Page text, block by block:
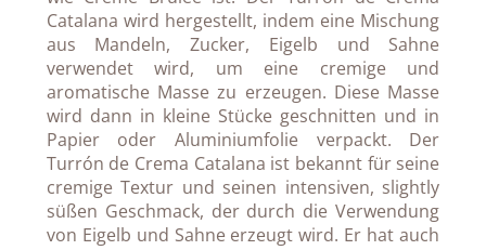
Catalana wird hergestellt, indem eine Mischung
aus Mandeln, Zucker, Eigelb und Sahne
verwendet wird, um eine cremige und
aromatische Masse zu erzeugen. Diese Masse
wird dann in kleine Stücke geschnitten und in
Papier oder Aluminiumfolie verpackt. Der
Turrón de Crema Catalana ist bekannt für seine
cremige Textur und seinen intensiven, slightly
süßen Geschmack, der durch die Verwendung
von Eigelb und Sahne erzeugt wird. Er hat auch